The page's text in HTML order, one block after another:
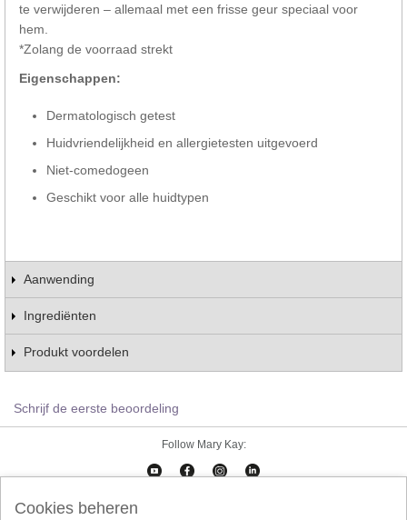
te verwijderen – allemaal met een frisse geur speciaal voor
hem.
*Zolang de voorraad strekt
Eigenschappen:
Dermatologisch getest
Huidvriendelijkheid en allergietesten uitgevoerd
Niet-comedogeen
Geschikt voor alle huidtypen
Aanwending
Ingrediënten
Produkt voordelen
Schrijf de eerste beoordeling
Follow Mary Kay:
Cookies beheren Impressum
Cookies beheren